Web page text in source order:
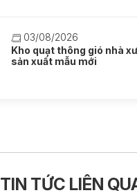
03/08/2026
Kho quạt thông gió nhà
sản xuất mẫu mới
TIN TỨC LIÊN